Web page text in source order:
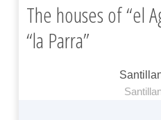
The houses of “el
“la Parra”